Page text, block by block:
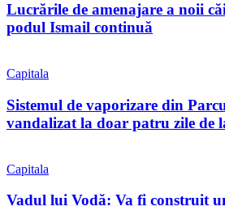
Lucrările de amenajare a noii căi
podul Ismail continuă
Capitala
Sistemul de vaporizare din
vandalizat la doar patru zile de
Capitala
Vadul lui Vodă: Va fi construit